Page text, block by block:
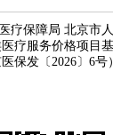
疗保障局 北京市
疗服务价格项目
保发〔2026〕6号）